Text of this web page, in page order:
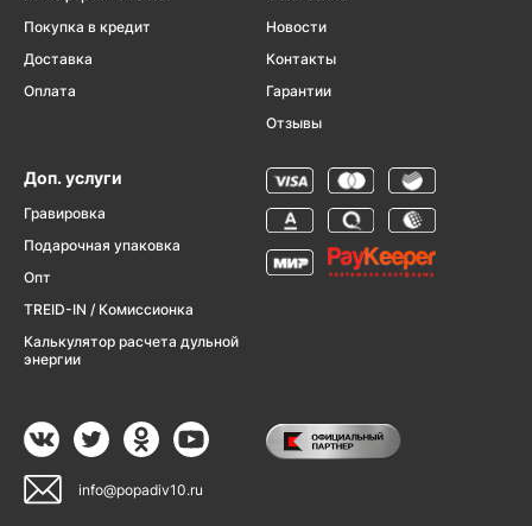
Покупка в кредит
Доставка
Оплата
Новости
Контакты
Гарантии
Отзывы
Доп. услуги
Гравировка
Подарочная упаковка
Опт
TREID-IN / Комиссионка
Калькулятор расчета дульной
энергии
info@popadiv10.ru